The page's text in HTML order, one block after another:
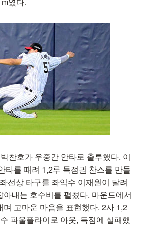
찬호가 우중간 안타로 출루했다. 이
타를 때려 1,2루 득점권 찬스를 만들
선상 타구를 좌익수 이재원이 달려
내는 호수비를 펼쳤다. 마운드에서
고마운 마음을 표현했다. 2사 1,2
파울플라이로 아웃, 득점에 실패했